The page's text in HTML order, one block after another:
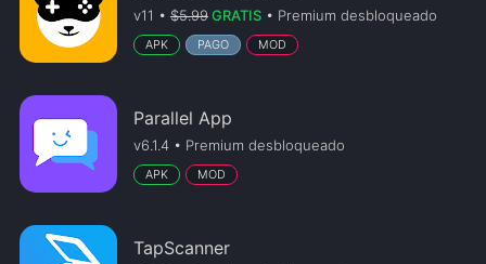
v11 • $5.99GRATIS• Premium desbloqueado
APK PAGO MOD
Parallel App
v6.1.4 • Premium desbloqueado
APK MOD
TapScanner